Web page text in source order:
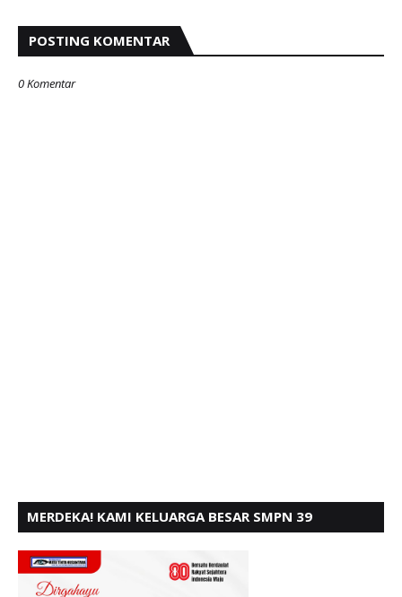
POSTING KOMENTAR
0 Komentar
MERDEKA! KAMI KELUARGA BESAR SMPN 39